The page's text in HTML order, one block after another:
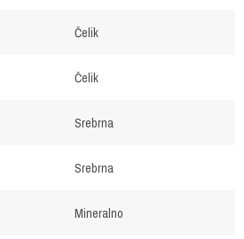
Čelik
Čelik
Srebrna
Srebrna
Mineralno